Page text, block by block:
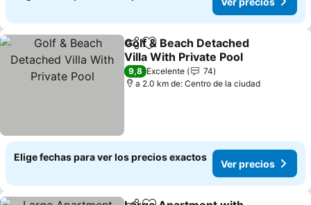
CompartirAgregar a favoritos
Golf & Beach Detached
Villa With Private Pool
9,8 Excelente
74
a 2.0 km de: Centro de la ciudad
Elige fechas para ver los precios exactos
Ver precios